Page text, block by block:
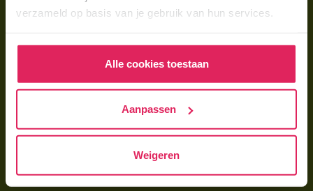
verzameld op basis van je gebruik van hun services.
Alle cookies toestaan
Aanpassen
Weigeren
Hoe vind ik gastkinderen?
Wat verdient een gastouder?